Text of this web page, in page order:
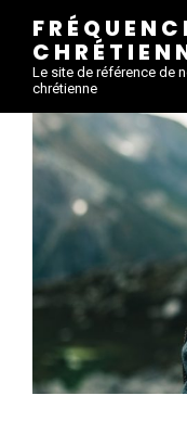
Le site de référence de
chrétienne